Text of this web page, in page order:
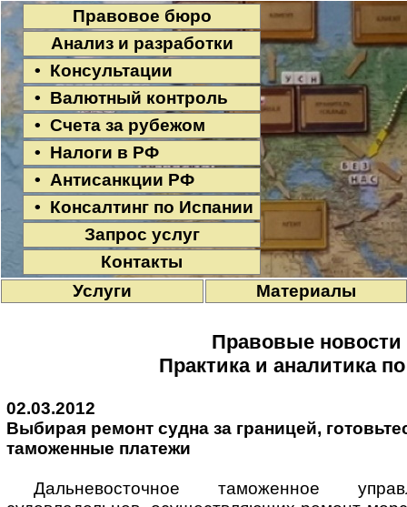
Правовое бюро
Анализ и разработки
• Консультации
• Валютный контроль
• Счета за рубежом
• Налоги в РФ
• Антисанкции РФ
• Консалтинг по Испании
Запрос услуг
Контакты
Услуги
Материалы
Правовые новости
Практика и аналитика
02.03.2012
Выбирая ремонт судна за границей,
таможенные платежи
Дальневосточное таможенное